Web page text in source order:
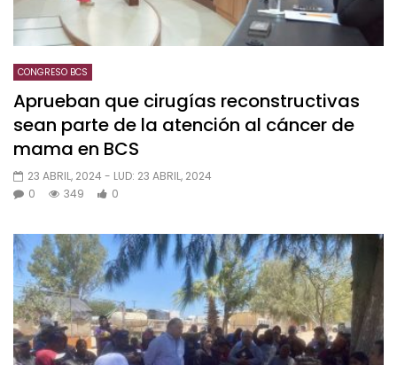
CONGRESO BCS
Aprueban que cirugías reconstructivas
sean parte de la atención al cáncer de
mama en BCS
23 ABRIL, 2024 - LUD: 23 ABRIL, 2024
0
349 0